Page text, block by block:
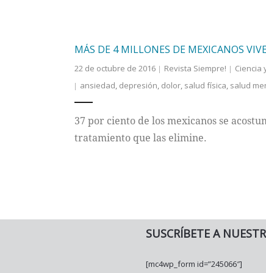
MÁS DE 4 MILLONES DE MEXICANOS
22 de octubre de 2016 Revista Siempre!
Ciencia
ansiedad depresión dolor, salud física salud
37 por ciento de los mexicanos se
tratamiento que las elimine.
SUSCRÍBETE A
[mc4wp_form id=”245066″]